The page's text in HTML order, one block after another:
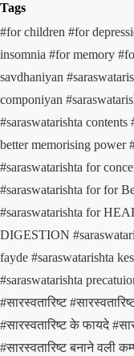
Tags
#for children #for
insomnia #for memory
savdhaniyan
componiyan
#saraswatarishta contents
better memorising power
#saraswatarishta for
#saraswatarishta for for
#saraswatarishta for
DIGESTION
fayde #saraswatarishta
#saraswatarishta
#सारस्वतारिष्ट
#सारस्वतारिष्ट के फायदे
#सारस्वतारिष्ट बनाने वली